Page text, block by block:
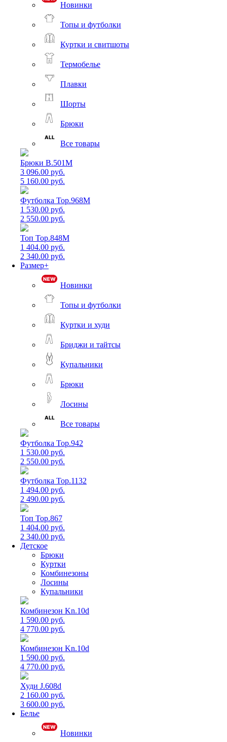
Новинки
Топы и футболки
Куртки и свитшоты
Термобелье
Плавки
Шорты
Брюки
Все товары
Брюки B.501M
3 096.00 руб.
5 160.00 руб.
Футболка Top.968M
1 530.00 руб.
2 550.00 руб.
Топ Top.848M
1 404.00 руб.
2 340.00 руб.
Размер+
Новинки
Топы и футболки
Куртки и худи
Бриджи и тайтсы
Купальники
Брюки
Лосины
Все товары
Футболка Top.942
1 530.00 руб.
2 550.00 руб.
Футболка Top.1132
1 494.00 руб.
2 490.00 руб.
Топ Top.867
1 404.00 руб.
2 340.00 руб.
Детское
Брюки
Куртки
Комбинезоны
Лосины
Купальники
Комбинезон Kn.10d
1 590.00 руб.
4 770.00 руб.
Комбинезон Kn.10d
1 590.00 руб.
4 770.00 руб.
Худи J.608d
2 160.00 руб.
3 600.00 руб.
Белье
Новинки